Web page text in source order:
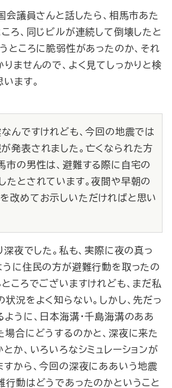
会議員さんと話したら、相馬市あた
ろ、同じビルが連続して倒壊したと
ところに脆弱性があったのか、それ
ませんので、よく見てしっかりと検
ます。
なんですけれども、今回の地震では
発表されました。亡くなられた方
市の男性は、避難する際に自宅の
たとされています。夜間や早朝の
改めてお示しいただければと思い
深夜でした。私も、実際に夜の真っ
うに住民の方が避難行動を取ったの
ころでございますけれども、まだ私
況をよく知らない。しかし、先だっ
うに、日本海溝・千島海溝のああ
合にどうするのかと、深夜に来た
か、いろいろなシミュレーションが
すから、今回の深夜にああいう地震
行動はどうであったのかということ